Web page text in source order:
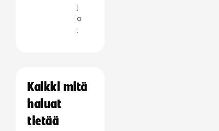
j
a
:
Kaikki mitä
haluat
tietää